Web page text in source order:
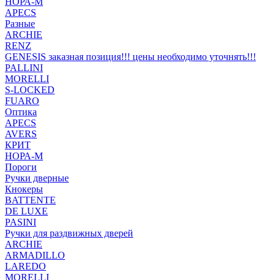
APECS
Разные
ARCHIE
RENZ
GENESIS заказная позиция!!! цены необходимо уточнять!!!
PALLINI
MORELLI
S-LOCKED
FUARO
Оптика
APECS
AVERS
КРИТ
НОРА-М
Пороги
Ручки дверные
Кнокеры
BATTENTE
DE LUXE
PASINI
Ручки для раздвижных дверей
ARCHIE
ARMADILLO
LAREDO
MORELLI